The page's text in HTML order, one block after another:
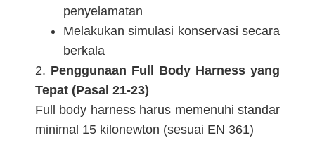
penyelamatan
Melakukan simulasi konservasi secara
berkala
2. Penggunaan Full Body Harness yang
Tepat (Pasal 21-23)
Full body harness harus memenuhi standar
minimal 15 kilonewton (sesuai EN 361)